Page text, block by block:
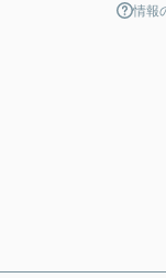
情報